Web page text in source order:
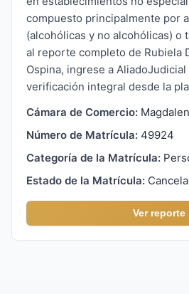
compuesto principalmente por
(alcohólicas y no alcohólicas) o
al reporte completo de Rubiela
Ospina, ingrese a
verificación integral desde la
Cámara de Comercio:
Número de Matrícula: 49924
Categoría de la Matrícula:
Estado de la Matrícula:
Ver reporte